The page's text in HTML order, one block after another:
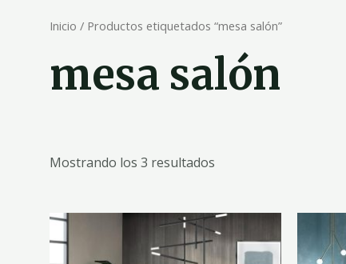
Inicio / Productos etiquetados “mesa salón”
mesa salón
Mostrando los 3 resultados